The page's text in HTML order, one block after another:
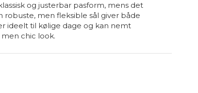
og justerbar pasform, mens det
men fleksible sål giver både
ideelt til kølige dage og kan nemt
chic look.